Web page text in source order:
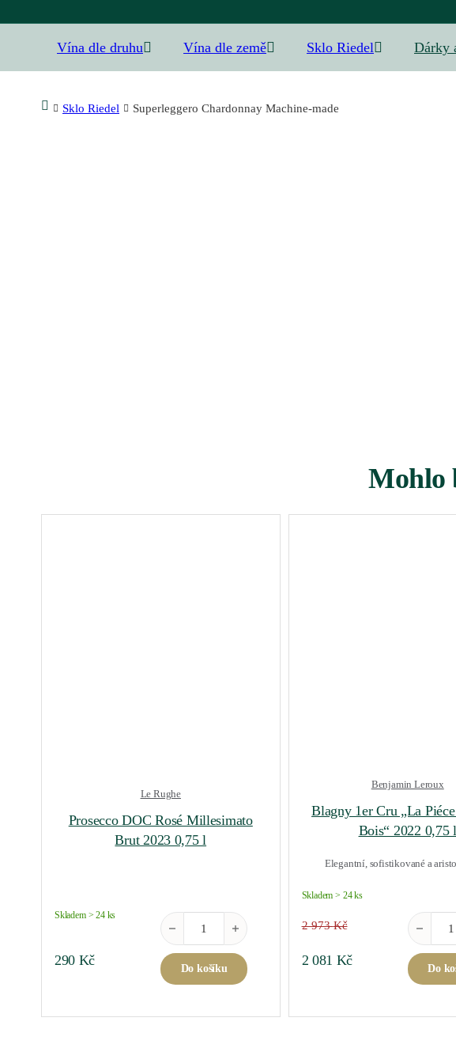
Vína dle druhu Vína dle země Sklo Riedel Dárky
Sklo Riedel Superleggero Chardonnay Machine-made
Mohlo
Le Rughe
Prosecco DOC Rosé Millesimato
Brut 2023 0,75 l
Skladem > 24 ks
290 Kč
Prosecco DOC Rosé Millesimato Brut 2023 0,75 l množství
Do košíku
Benjamin Leroux
Blagny 1er Cru „La
Bois“ 2022 0,75 l
Elegantní, sofistikované a
Skladem > 24 ks
2 973Kč
Original price was: 2 973 Kč.
2 081 KčCurrent price is: 2
Blagny
Do